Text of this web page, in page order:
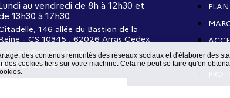
des contenus remontés des réseaux sociaux et d'élaborer des
cookies tiers sur votre machine. Cela ne peut se faire qu'en
au vendredi de 8h à 12h30 et
13h30 à 17h30.
146 allée du Bastion de la
- CS 10345 , 62026 Arras Cedex
arras.org
21 21 87 00